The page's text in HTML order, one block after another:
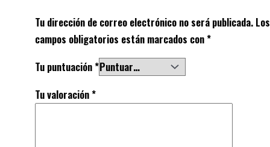
Tu dirección de correo electrónico no será publicada. Los
campos obligatorios están marcados con*
Tu puntuación*
Tu valoración*